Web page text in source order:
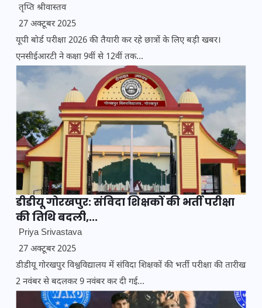
तृप्ति श्रीवास्तव
27 अक्टूबर 2025
यूपी बोर्ड परीक्षा 2026 की तैयारी कर रहे छात्रों के लिए बड़ी खबर।
एनसीईआरटी ने कक्षा 9वीं से 12वीं तक...
डीडीयू गोरखपुर: संविदा शिक्षकों की भर्ती परीक्षा
की तिथि बदली,...
Priya Srivastava
27 अक्टूबर 2025
डीडीयू गोरखपुर विश्वविद्यालय में संविदा शिक्षकों की भर्ती परीक्षा की तारीख
2 नवंबर से बदलकर 9 नवंबर कर दी गई...